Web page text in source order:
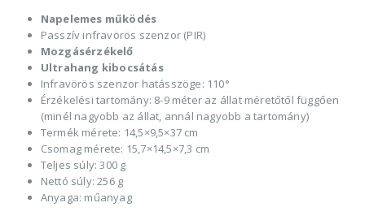
Napelemes működés
Passzív infravörös szenzor (PIR)
Mozgásérzékelő
Ultrahang kibocsátás
Infravörös szenzor hatásszöge: 110°
Érzékelési tartomány: 8-9 méter az állat méretőtől függően
(minél nagyobb az állat, annál nagyobb a tartomány)
Termék mérete: 14,5×9,5×37 cm
Csomag mérete: 15,7×14,5×7,3 cm
Teljes súly: 300 g
Nettó súly: 256 g
Anyaga: műanyag